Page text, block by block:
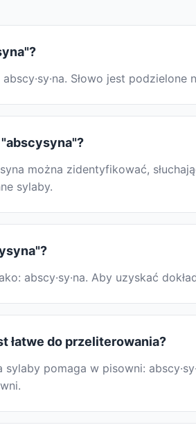
abscy·sy·na. Słowo jest
można zidentyfikować,
sylaby.
abscy·sy·na. Aby uzyskać
łatwe do przeliterowania?
sylaby pomaga w pisowni: